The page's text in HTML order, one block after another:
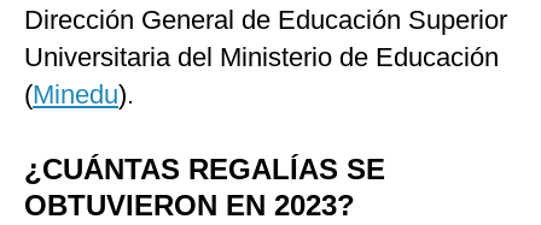
Dirección General de Educación Superior
Universitaria del Ministerio de Educación
(Minedu).
¿CUÁNTAS REGALÍAS SE
OBTUVIERON EN 2023?